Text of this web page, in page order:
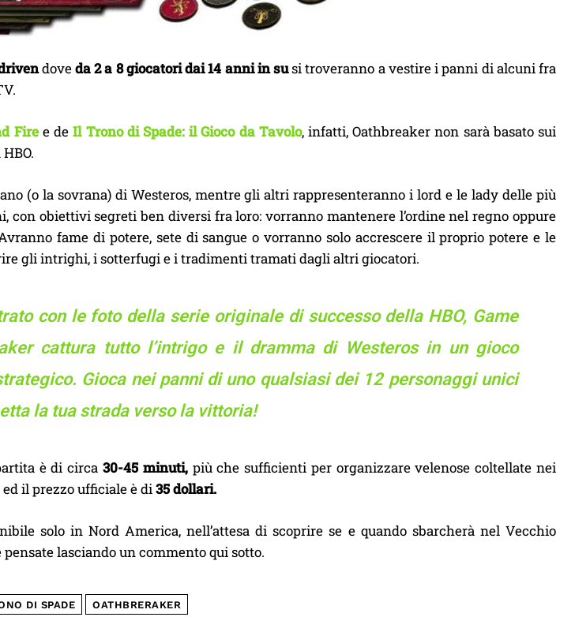
doveda 2 a 8 giocatori dai 14 anni in susi troveranno a vestire i panni di alcuni fra
Firee deIl Trono di Spade: il Gioco da Tavolo, infatti, Oathbreaker non sarà basato sui
(o la sovrana) di Westeros, mentre gli altri rappresenteranno i lord e le lady delle più
con obiettivi segreti ben diversi fra loro: vorranno mantenere l’ordine nel regno oppure
fame di potere, sete di sangue o vorranno solo accrescere il proprio potere e le
gli intrighi, i sotterfugi e i tradimenti tramati dagli altri giocatori.
con le foto della serie originale di successo della HBO, Game
cattura tutto l’intrigo e il dramma di Westeros in un gioco
Gioca nei panni di uno qualsiasi dei 12 personaggi unici
la tua strada verso la vittoria!
è di circa 30-45 minuti, più che sufficienti per organizzare velenose coltellate nei
il prezzo ufficiale è di35 dollari.
solo in Nord America, nell’attesa di scoprire se e quando sbarcherà nel Vecchio
lasciando un commento qui sotto.
DI SPADE OATHBRERAKER